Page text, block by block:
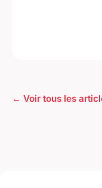
← Voir tous les